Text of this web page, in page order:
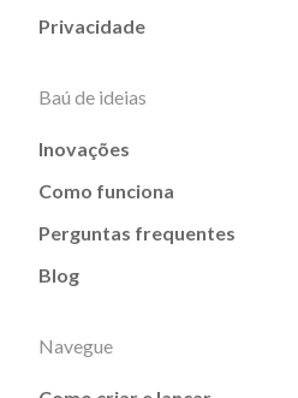
Privacidade
Baú de ideias
Inovações
Como funciona
Perguntas frequentes
Blog
Navegue